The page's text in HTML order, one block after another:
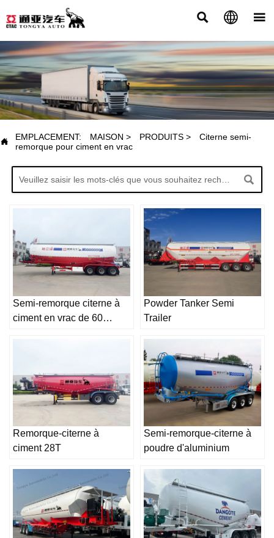
  
PRODUITS
 EMPLACEMENT: MAISON > PRODUITS >
Citerne semi-
remorque pour ciment en vrac

Semi-remorque citerne à
ciment en vrac de 60
Powder Tanker Semi
Trailer
Remorque-citerne à
ciment 28T
Semi-remorque-citerne à
poudre d'aluminium